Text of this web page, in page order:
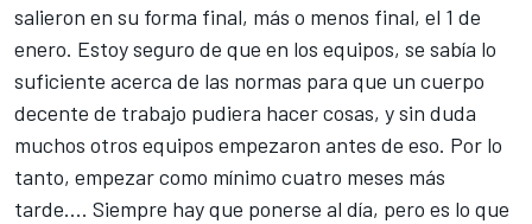
salieron en su forma final, más o menos final, el 1 de
enero. Estoy seguro de que en los equipos, se sabía lo
suficiente acerca de las normas para que un cuerpo
decente de trabajo pudiera hacer cosas, y sin duda
muchos otros equipos empezaron antes de eso. Por lo
tanto, empezar como mínimo cuatro meses más
tarde.... Siempre hay que ponerse al día, pero es lo que